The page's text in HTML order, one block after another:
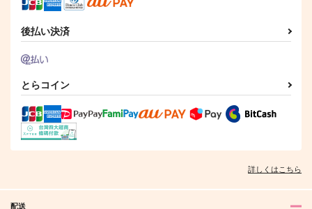
作品詳細 作品詳細
後払い決済
とらコイン
詳しくはこちら
配送